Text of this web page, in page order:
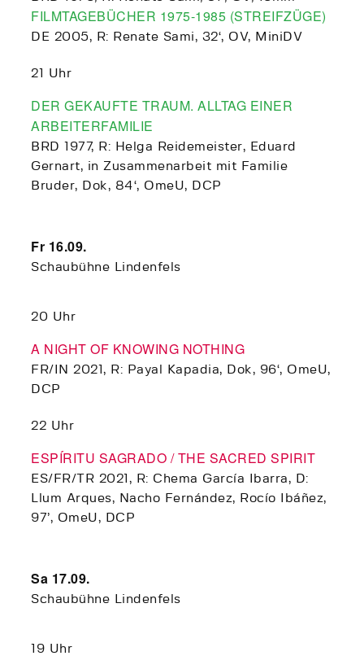
FILMTAGEBÜCHER 1975-1985 (STREIFZÜGE)
DE 2005, R: Renate Sami, 32‘, OV, MiniDV
21 Uhr
DER GEKAUFTE TRAUM. ALLTAG EINER
ARBEITERFAMILIE
BRD 1977, R: Helga Reidemeister, Eduard
Gernart, in Zusammenarbeit mit Familie
Bruder, Dok, 84‘, OmeU, DCP
Fr 16.09.
Schaubühne Lindenfels
20 Uhr
A NIGHT OF KNOWING NOTHING
FR/IN 2021, R: Payal Kapadia, Dok, 96‘, OmeU,
DCP
22 Uhr
ESPÍRITU SAGRADO / THE SACRED SPIRIT
ES/FR/TR 2021, R: Chema García Ibarra, D:
Llum Arques, Nacho Fernández, Rocío Ibáñez,
97’, OmeU, DCP
Sa 17.09.
Schaubühne Lindenfels
19 Uhr